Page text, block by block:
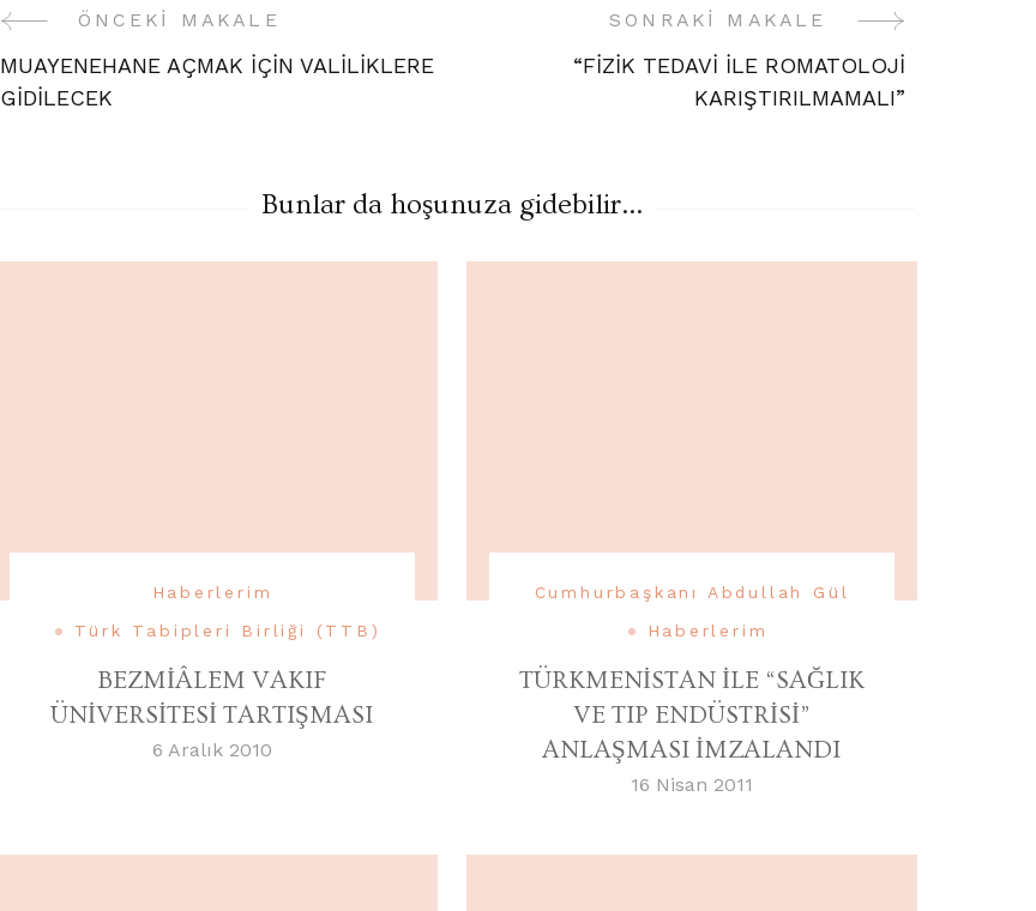
Yazı
Gezinme
ÖNCEKI MAKALE
MUAYENEHANE AÇMAK İÇİN VALİLİKLERE
GİDİLECEK
SONRAKI MAKALE
“FİZİK TEDAVİ İLE ROMATOLOJİ
KARIŞTIRILMAMALI”
Bunlar da hoşunuza gidebilir...
Haberlerim
Türk Tabipleri Birliği (TTB)
BEZMİÂLEM VAKIF
ÜNİVERSİTESİ TARTIŞMASI
6 Aralık 2010
Cumhurbaşkanı Abdullah Gül
Haberlerim
TÜRKMENİSTAN İLE “SAĞLIK
VE TIP ENDÜSTRİSİ”
ANLAŞMASI İMZALANDI
16 Nisan 2011